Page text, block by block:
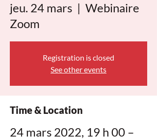
jeu. 24 mars
  |
Webinaire
Zoom
Registration is closed
See other events
Time & Location
24 mars 2022, 19 h 00 –